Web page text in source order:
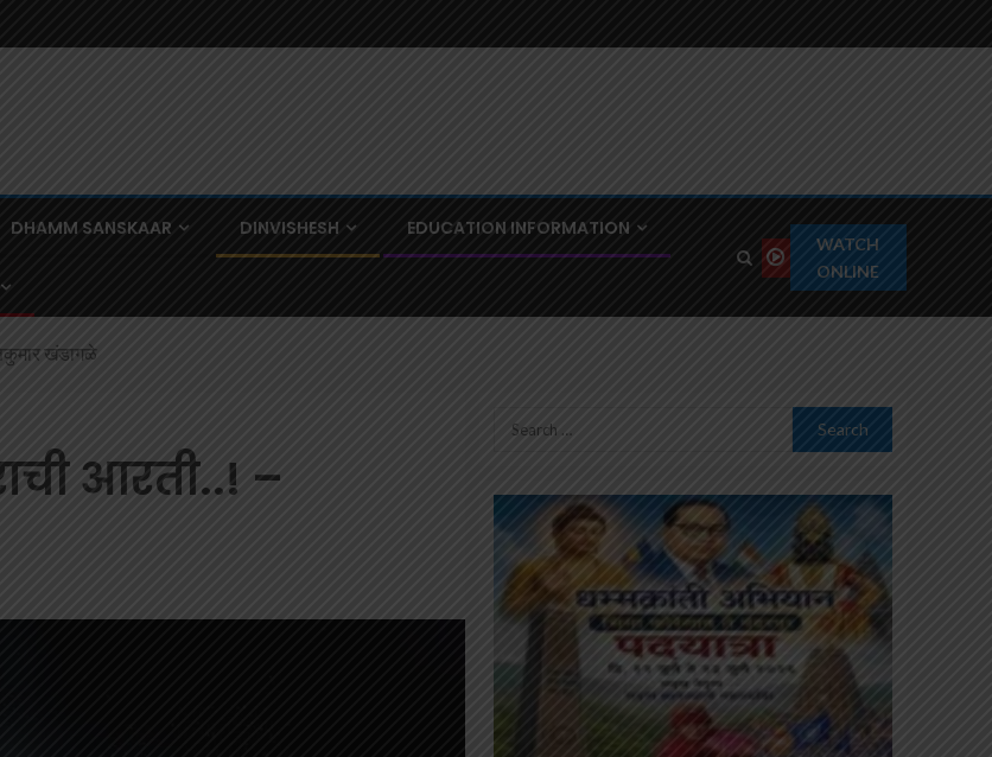
DHAMM SANSKAAR DINVISHESH EDUCATION INFORMATION
WATCH
ONLINE
खंडागळे
आरती..! –